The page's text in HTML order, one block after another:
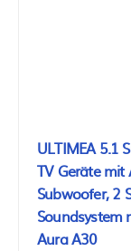
ULTIMEA 5.1
TV Geräte mit
Subwoofer, 2
Soundsystem
Aura A30